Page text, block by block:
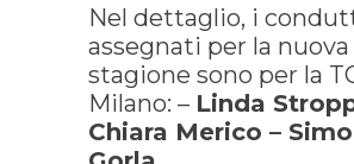
Nel dettaglio, i
assegnati per la nuova
stagione sono per la
Milano: – Linda
Chiara Merico –